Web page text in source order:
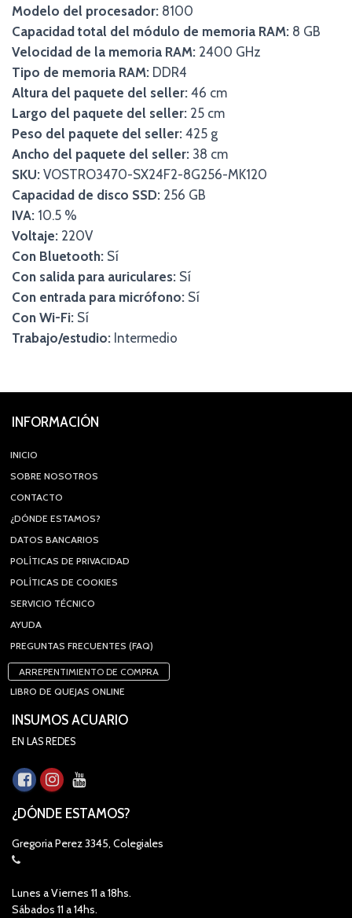
Modelo del procesador: 8100
Capacidad total del módulo de memoria RAM: 8 GB
Velocidad de la memoria RAM: 2400 GHz
Tipo de memoria RAM: DDR4
Altura del paquete del seller: 46 cm
Largo del paquete del seller: 25 cm
Peso del paquete del seller: 425 g
Ancho del paquete del seller: 38 cm
SKU: VOSTRO3470-SX24F2-8G256-MK120
Capacidad de disco SSD: 256 GB
IVA: 10.5 %
Voltaje: 220V
Con Bluetooth: Sí
Con salida para auriculares: Sí
Con entrada para micrófono: Sí
Con Wi-Fi: Sí
Trabajo/estudio: Intermedio
INFORMACIÓN
INICIO
SOBRE NOSOTROS
CONTACTO
¿DÓNDE ESTAMOS?
DATOS BANCARIOS
POLÍTICAS DE PRIVACIDAD
POLÍTICAS DE COOKIES
SERVICIO TÉCNICO
AYUDA
PREGUNTAS FRECUENTES (FAQ)
ARREPENTIMIENTO DE COMPRA
LIBRO DE QUEJAS ONLINE
INSUMOS ACUARIO
EN LAS REDES
¿DÓNDE ESTAMOS?
Gregoria Perez 3345, Colegiales
Lunes a Viernes 11 a 18hs.
Sábados 11 a 14hs.